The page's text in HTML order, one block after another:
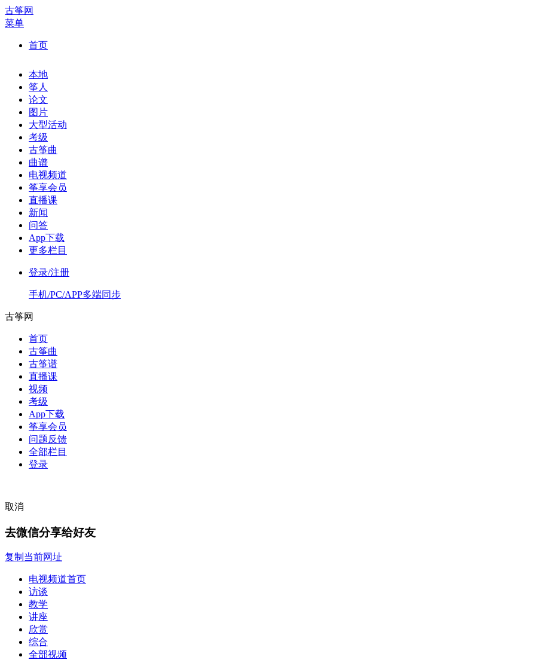
古筝网
菜单
首页
本地
筝人
论文
图片
大型活动
考级
古筝曲
曲谱
电视频道
筝享会员
直播课
新闻
问答
App下载
更多栏目
登录/注册
手机/PC/APP多端同步
古筝网
首页
古筝曲
古筝谱
直播课
视频
考级
App下载
筝享会员
问题反馈
全部栏目
登录
取消
去微信分享给好友
复制当前网址
电视频道首页
访谈
教学
讲座
欣赏
综合
全部视频